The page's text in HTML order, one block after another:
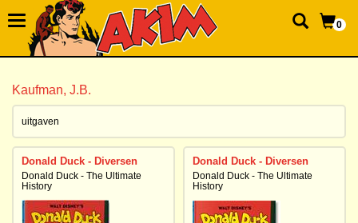
0
Kaufman, J.B.
uitgaven
Donald Duck - Diversen
Donald Duck - The Ultimate
History
Donald Duck - Diversen
Donald Duck - The Ultimate
History